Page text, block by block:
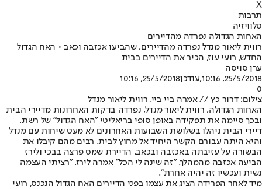
X
תרבות
טלוויזיה
האחות הגדולה נפרדה מהדיירים
רווית ליאור מנדל נפרדה מהדיירים, שהביעו אכזבה וכאב • האח הגדול
החדש, רועי עוז, הכיר את הדיירים בבית
ערן סויסה
25/5/2018, 10:16
,עודכן25/5/2018, 10:16
0
צילום: דרור כץ // אמרה ביי ביי. רווית ליאור מנדל
האחות הגדולה, רווית ליאור מנדל, נפרדה בדקות האחרונות מדיירי הבית
ובכך סיימה את תפקידה באופן סופי בריאליטי "האח הגדול" של רשת.
דיירי הבית ניהלו בשלושת השבועות האחרונים לא מעט שיחות עם מנדל
והיא היתה עבורם הקשר היחיד אל מחוץ לבית. רבים מהם קיבלו את
הבשורה על עזיבתה באכזבה ובכאב. הדיירת שמס פרצה בבכי ולירז
הביעה אכזבה מהמהלך. "זה שינה לי הכל" אמרה לירז. "רציתי העצמה
נשית ועכשיו זה יהיה אחרת".
מיד לאחר הפרידה הציג את עצמו בפני הדיירים האח הגדול הנכנס, רועי